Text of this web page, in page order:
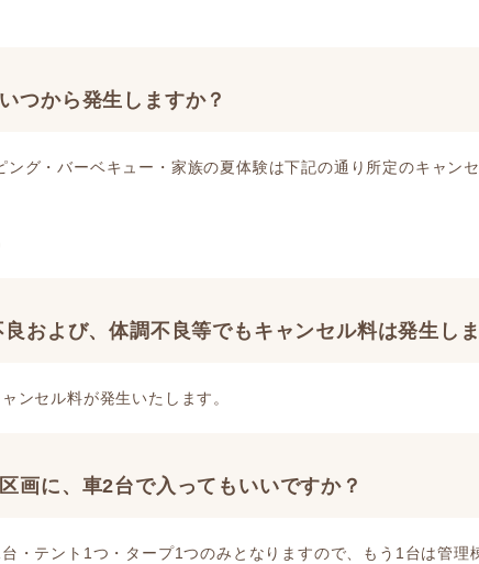
つから発生しますか？
ング・バーベキュー・家族の夏体験は下記の通り所定のキャン
および、体調不良等でもキャンセル料は発生し
ンセル料が発生いたします。
画に、車2台で入ってもいいですか？
・テント1つ・タープ1つのみとなりますので、もう1台は管理